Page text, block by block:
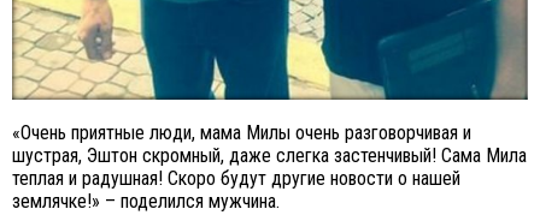
«Очень приятные люди, мама Милы очень разговорчивая и
шустрая, Эштон скромный, даже слегка застенчивый! Сама Мила
теплая и радушная! Скоро будут другие новости о нашей
землячке!» – поделился мужчина.